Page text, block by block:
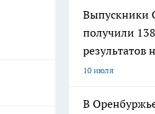
Выпускники
получили
результатов
10 июля
В